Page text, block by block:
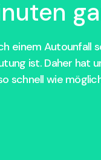
einem Autounfall
ist. Daher hat
schnell wie